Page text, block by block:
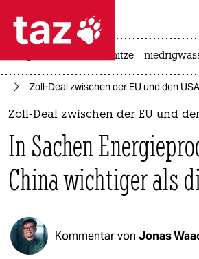
 taz zahl ich
taz zahl ich
politik
öko
gesellschaft
kultur
hitze
Zoll-Deal zwischen der EU und den
Zoll-Deal zwischen der EU und
In Sachen
China wichtiger als
Kommentar von Jonas